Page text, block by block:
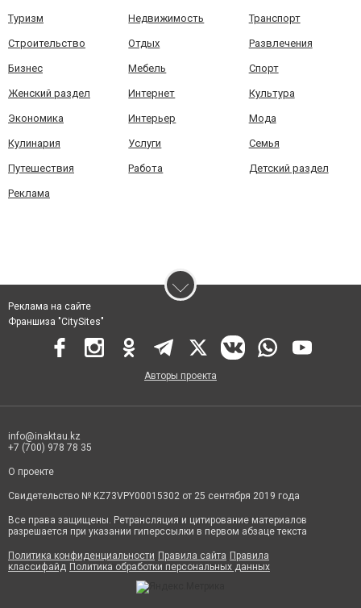
Туризм Недвижимость Транспорт
Строительство Отдых Развлечения
Бизнес Мебель Спорт
Женский раздел Интернет Культура
Экономика Интерьер Мода
Кулинария Услуги Семья
Путешествия Работа Детский раздел
Реклама
Реклама на сайте
Франшиза "CitySites"
Авторы проекта
info@inaktau.kz
+7 (700) 978 78 35
О проекте
Свидетельство № KZ73VPY00015302 от 25 сентября 2019 года
Все права защищены. Ретрансляция и цитирование материалов
разрешается при указании гиперссылки в первом абзаце текста
Политика конфиденциальности Правила сайта Правила
классифайд Политика обработки персональных данных